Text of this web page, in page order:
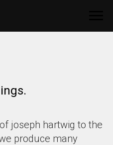
joseph hartwig to the
produce many